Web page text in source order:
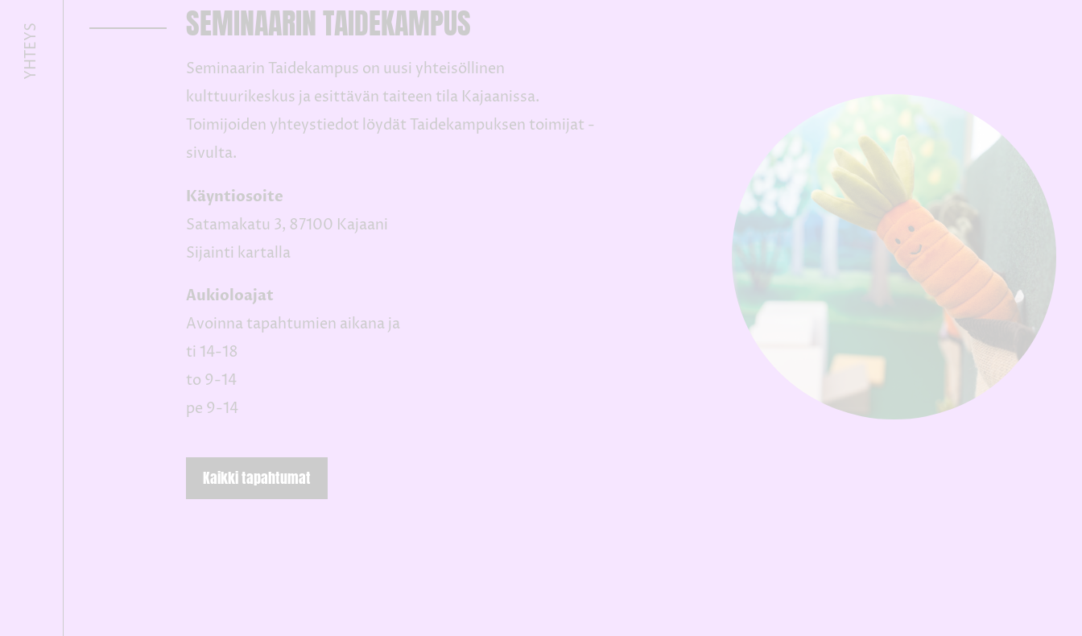
YHTEYS SEMINAARIN TAIDEKAMPUS
Seminaarin Taidekampus on uusi yhteisöllinen
kulttuurikeskus ja esittävän taiteen tila Kajaanissa.
Toimijoiden yhteystiedot löydät Taidekampuksen toimijat -
sivulta.
Käyntiosoite
Satamakatu 3, 87100 Kajaani
Sijainti kartalla
Aukioloajat
Avoinna tapahtumien aikana ja
ti 14-18
to 9-14
pe 9-14
Kaikki tapahtumat